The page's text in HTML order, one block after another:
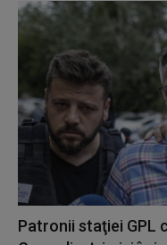
Patronii staţiei GPL